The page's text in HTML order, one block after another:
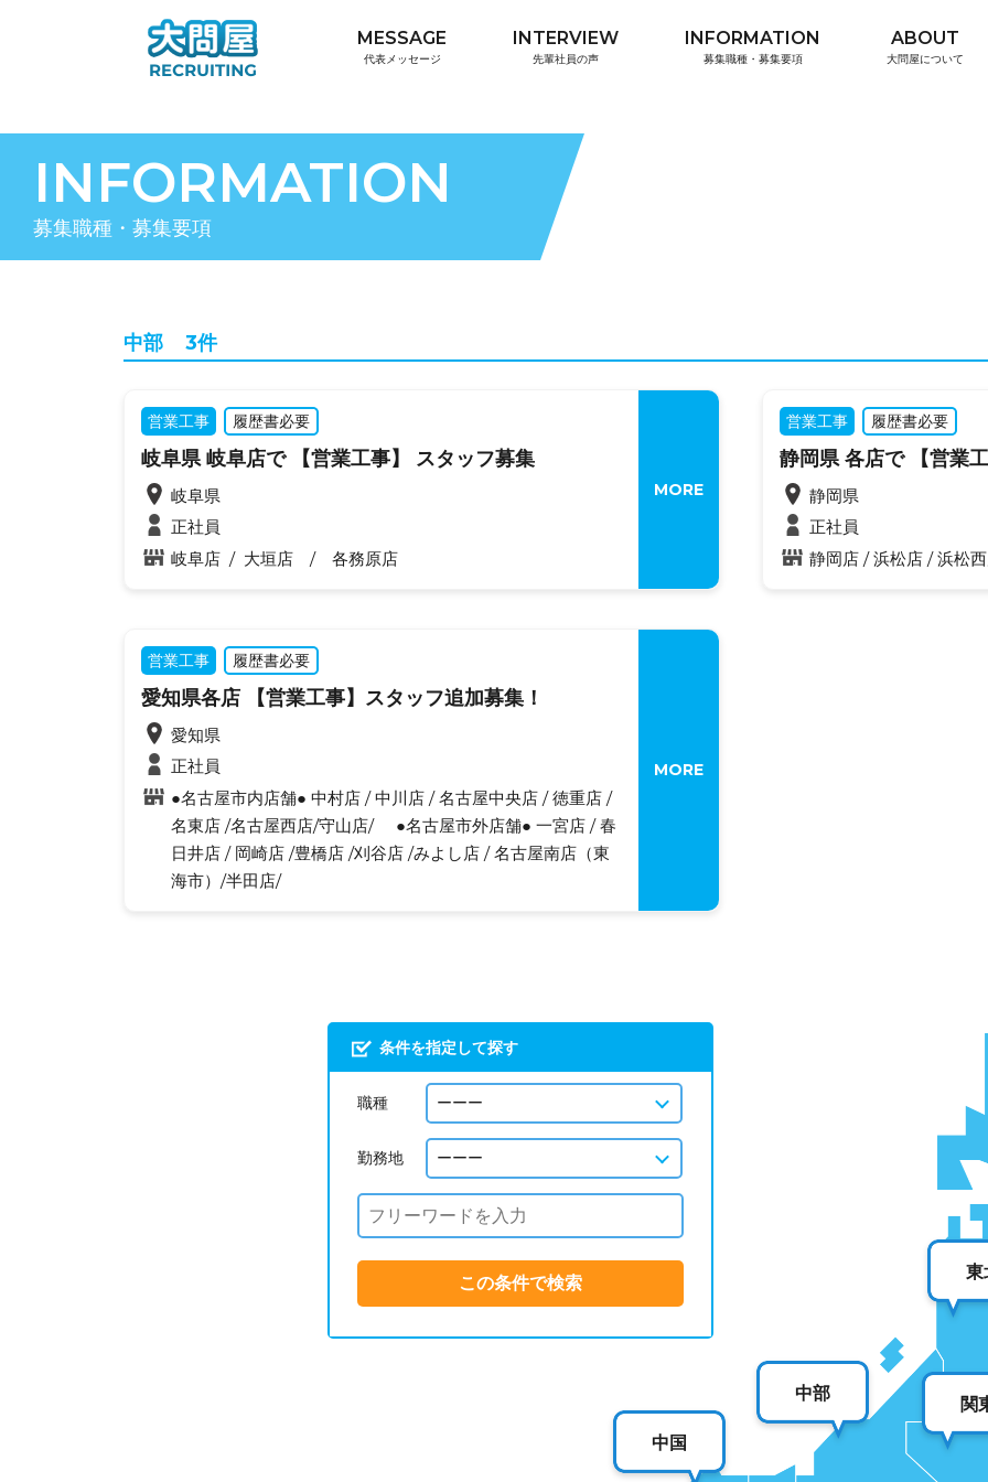
MESSAGE
代表メッセージ
INTERVIEW
先輩社員の声
INFORMATION
募集職種・募集要項
ABOUT
大問屋について
INFORMATION
募集職種・募集要項
中部 3件
営業工事 履歴書必要
岐阜県 岐阜店で 【営業工事】 スタッフ募集
岐阜県
正社員
岐阜店 / 大垣店 / 各務原店
MORE
営業工事 履歴書必要
静岡県 各店で 【営業
静岡県
正社員
静岡店 / 浜松店 / 浜松
営業工事 履歴書必要
愛知県各店 【営業工事】スタッフ追加募集！
愛知県
正社員
●名古屋市内店舗● 中村店 / 中川店 / 名古屋中央店 / 徳重店 /
名東店 /名古屋西店/守山店/ ●名古屋市外店舗● 一宮店 / 春
日井店 / 岡崎店 /豊橋店 /刈谷店 /みよし店 / 名古屋南店（東
海市）/半田店/
MORE
条件を指定して探す
職種
勤務地
東
関
中部
中国